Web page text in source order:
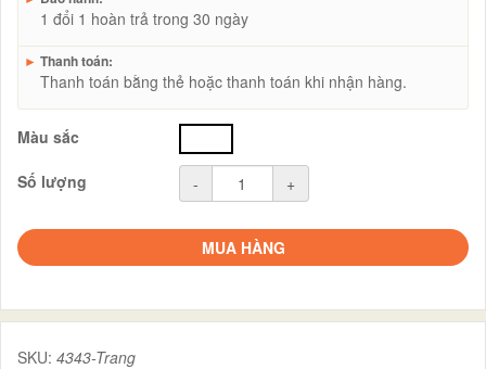
1 đổi 1 hoàn trả trong 30 ngày
► Thanh toán:
Thanh toán bằng thẻ hoặc thanh toán khi nhận hàng.
Màu sắc
Số lượng
- +
MUA HÀNG
SKU: 4343-Trang